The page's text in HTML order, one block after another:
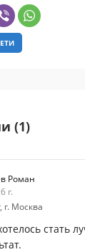
(1)
Роман
г.
г. Москва
стать